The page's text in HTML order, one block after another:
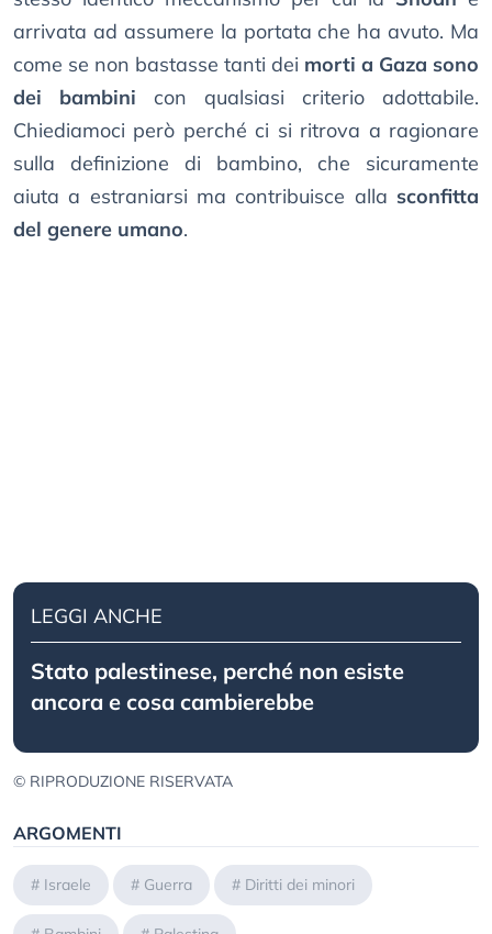
arrivata ad assumere la portata che ha avuto. Ma
come se non bastasse tanti dei morti a Gaza sono
dei bambini con qualsiasi criterio adottabile.
Chiediamoci però perché ci si ritrova a ragionare
sulla definizione di bambino, che sicuramente
aiuta a estraniarsi ma contribuisce alla sconfitta
del genere umano.
LEGGI ANCHE
Stato palestinese, perché non esiste
ancora e cosa cambierebbe
© RIPRODUZIONE RISERVATA
ARGOMENTI
# Israele # Guerra # Diritti dei minori